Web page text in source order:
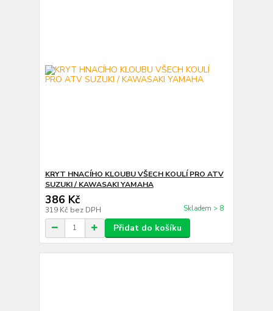
KRYT HNACÍHO KLOUBU VŠECH KOULÍ PRO ATV
SUZUKI / KAWASAKI YAMAHA
386 Kč
319 Kč bez DPH Skladem > 8
Přidat do košíku